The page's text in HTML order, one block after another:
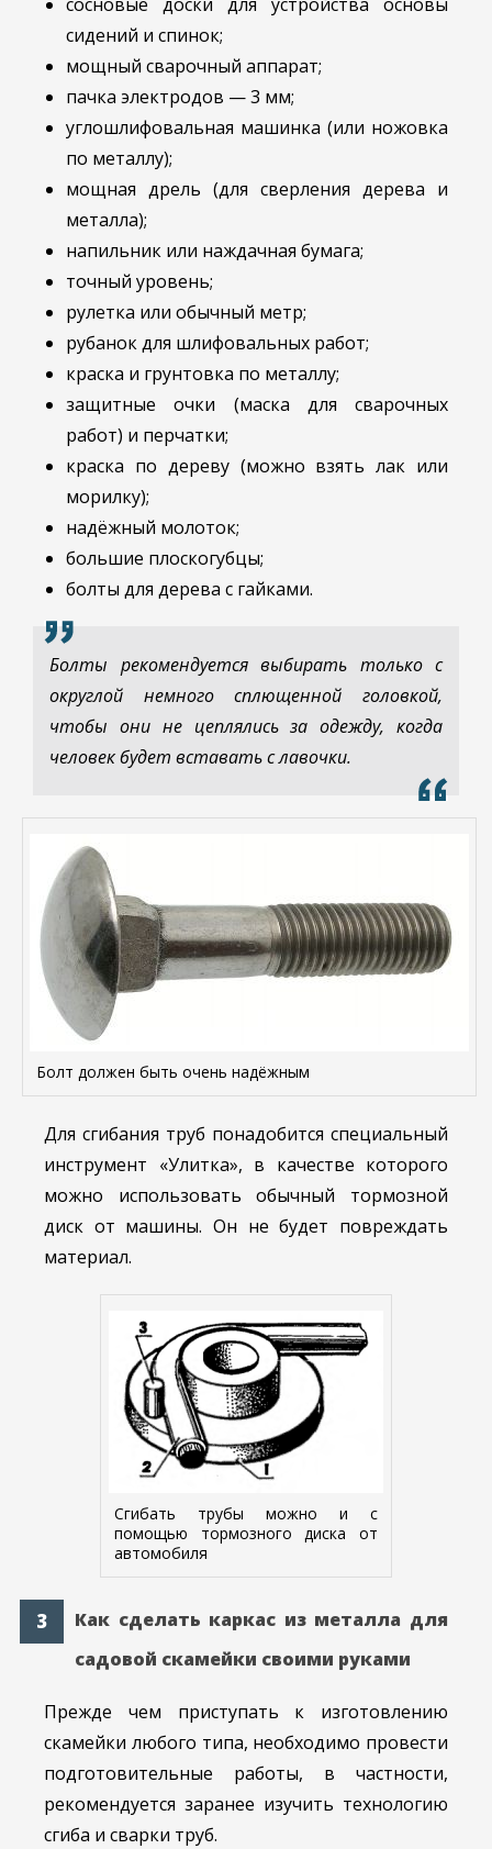
сидений и спинок;
мощный сварочный аппарат;
пачка электродов — 3 мм;
углошлифовальная машинка (или ножовка
по металлу);
мощная дрель (для сверления дерева и
металла);
напильник или наждачная бумага;
точный уровень;
рулетка или обычный метр;
рубанок для шлифовальных работ;
краска и грунтовка по металлу;
защитные очки (маска для сварочных
работ) и перчатки;
краска по дереву (можно взять лак или
морилку);
надёжный молоток;
большие плоскогубцы;
болты для дерева с гайками.
Болты рекомендуется выбирать только с
округлой немного сплющенной головкой,
чтобы они не цеплялись за одежду, когда
человек будет вставать с лавочки.
Болт должен быть очень надёжным
Для сгибания труб понадобится специальный
инструмент «Улитка», в качестве которого
можно использовать обычный тормозной
диск от машины. Он не будет повреждать
материал.
Сгибать трубы можно и с
помощью тормозного диска от
автомобиля
Как сделать каркас из металла для
садовой скамейки своими руками
Прежде чем приступать к изготовлению
скамейки любого типа, необходимо провести
подготовительные работы, в частности,
рекомендуется заранее изучить технологию
сгиба и сварки труб.